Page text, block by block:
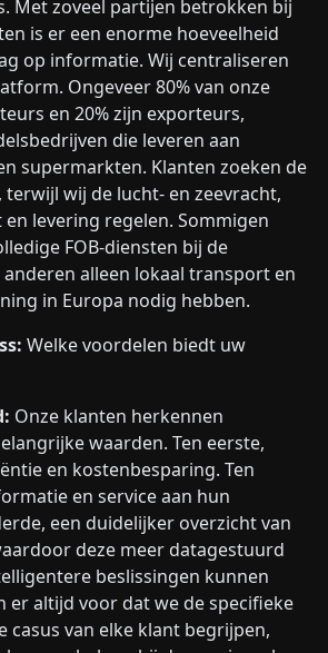
Met zoveel partijen betrokken bij
is er een enorme hoeveelheid
op informatie. Wij centraliseren
Ongeveer 80% van onze
en 20% zijn exporteurs,
die leveren aan
supermarkten. Klanten zoeken de
wij de lucht- en zeevracht,
levering regelen. Sommigen
FOB-diensten bij de
alleen lokaal transport en
in Europa nodig hebben.
Welke voordelen biedt uw
Onze klanten herkennen
waarden. Ten eerste,
en kostenbesparing. Ten
en service aan hun
een duidelijker overzicht van
deze meer datagestuurd
beslissingen kunnen
er altijd voor dat we de specifieke
casus van elke klant begrijpen,